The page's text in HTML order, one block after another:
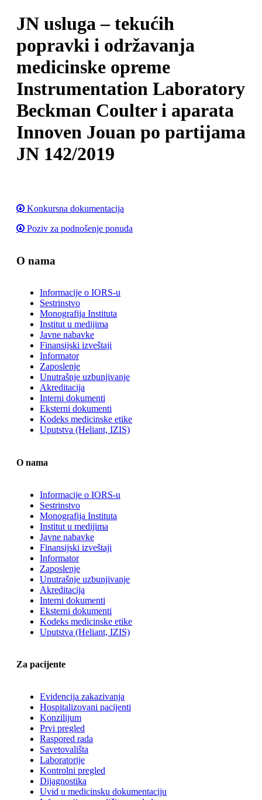
JN usluga – tekućih
popravki i održavanja
medicinske opreme
Instrumentation Laboratory
Beckman Coulter i aparata
Innoven Jouan po partijama
JN 142/2019
Konkursna dokumentacija
Poziv za podnošenje ponuda
O nama
Informacije o IORS-u
Sestrinstvo
Monografija Instituta
Institut u medijima
Javne nabavke
Finansijski izveštaji
Informator
Zaposlenje
Unutrašnje uzbunjivanje
Akreditacija
Interni dokumenti
Eksterni dokumenti
Kodeks medicinske etike
Uputstva (Heliant, IZIS)
O nama
Informacije o IORS-u
Sestrinstvo
Monografija Instituta
Institut u medijima
Javne nabavke
Finansijski izveštaji
Informator
Zaposlenje
Unutrašnje uzbunjivanje
Akreditacija
Interni dokumenti
Eksterni dokumenti
Kodeks medicinske etike
Uputstva (Heliant, IZIS)
Za pacijente
Evidencija zakazivanja
Hospitalizovani pacijenti
Konzilijum
Prvi pregled
Raspored rada
Savetovališta
Laboratorije
Kontrolni pregled
Dijagnostika
Uvid u medicinsku dokumentaciju